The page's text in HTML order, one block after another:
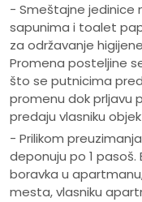
- Smeštajne jedinice
sapunima i toalet
za održavanje
Promena posteljine
što se putnicima
promenu dok prljavu
predaju vlasniku
- Prilikom
deponuju po 1
boravka u
mesta, vlasniku